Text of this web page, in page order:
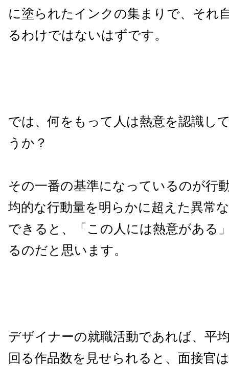
に塗られたインクの集まりで、それ
るわけではないはずです。
では、何をもって人は熱意を認識し
うか？
その一番の基準になっているのが行
均的な行動量を明らかに超えた異常
できると、「この人には熱意がある
るのだと思います。
デザイナーの就職活動であれば、平
回る作品数を見せられると、面接官